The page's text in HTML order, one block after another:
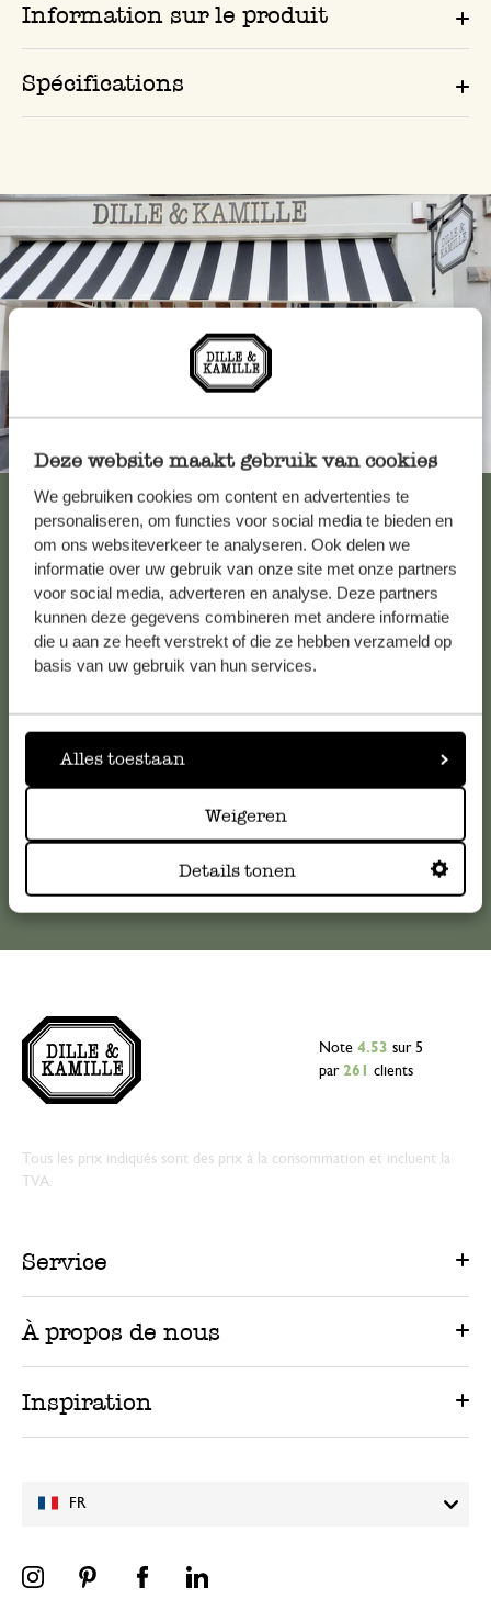
Deze website maakt gebruik van cookies
We gebruiken cookies om content en advertenties te
personaliseren, om functies voor social media te bieden en
om ons websiteverkeer te analyseren. Ook delen we
informatie over uw gebruik van onze site met onze partners
voor social media, adverteren en analyse. Deze partners
kunnen deze gegevens combineren met andere informatie
die u aan ze heeft verstrekt of die ze hebben verzameld op
basis van uw gebruik van hun services.
Alles toestaan
Weigeren
Details tonen
Information sur le produit
Spécifications
Toujours à proximité
Voir les 62 magasins
Service clientèle
Pour toute question ou demande de conseil ou d’aide,
veuillez contacter notre service clientèle. Ou retrouvez ici
serviceclientele@dille-kamille.com
Service client en ligne
FR
Note 4.53 sur 5
par 261 clients
Tous les prix indiqués sont des prix à la consommation et incluent la
TVA.
Service
À propos de nous
Inspiration